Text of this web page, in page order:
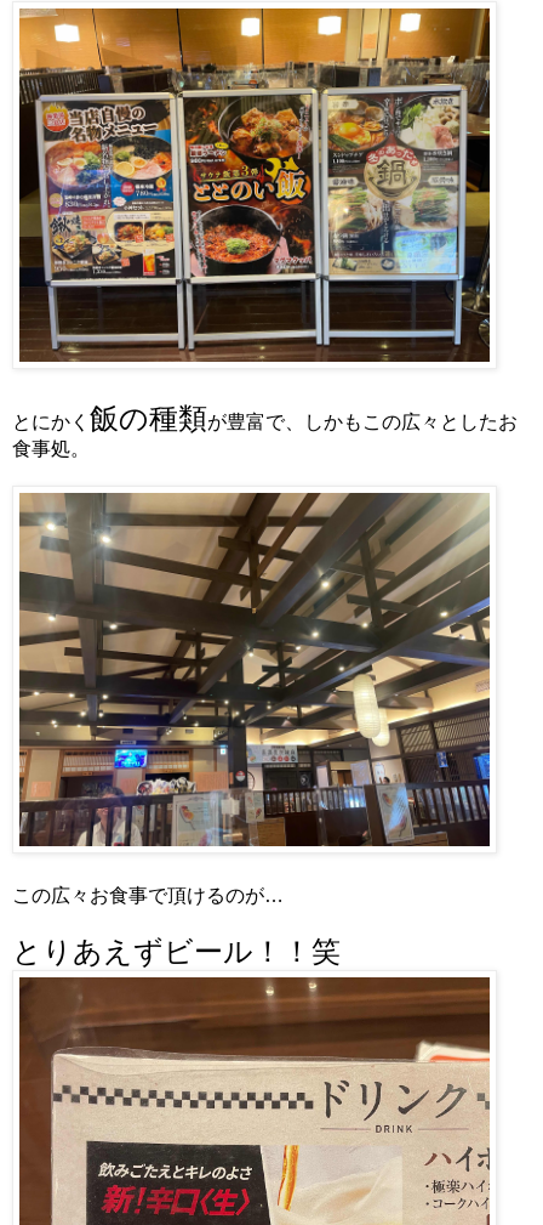
とにかく 飯の種類が豊富で、しかもこの広々としたお
食事処。
この広々お食事で頂けるのが…
とりあえずビール！！笑